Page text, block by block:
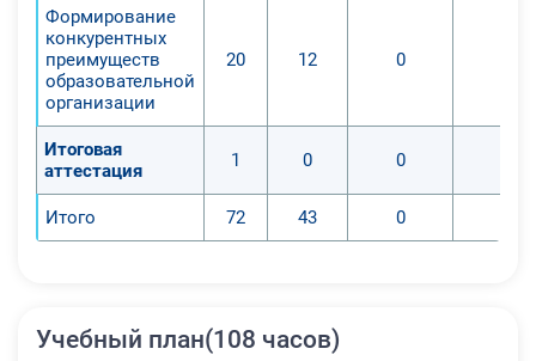
образовательного учреждения.
Профессиональные компетенции:
образовательного учреждения.
-Владение методиками
услуг образования.
Формирование
конкурентных
преимуществ
образовательной
организации
20 12 0
Итоговая
аттестация
1 0 0
Итого 72 43 0
Учебный план(108 часов)